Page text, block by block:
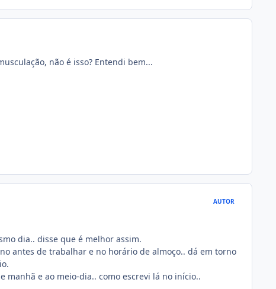
não é isso? Entendi bem...
AUTOR
dia.. disse que é melhor assim.
antes de trabalhar e no horário de almoço.. dá em torno
e ao meio-dia.. como escrevi lá no início..